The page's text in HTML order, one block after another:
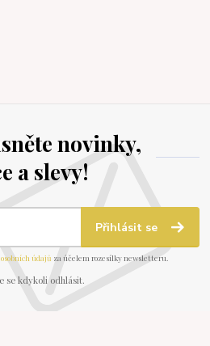
novinky,
a slevy!
Přihlásit se
údajů za účelem rozesílky newsletteru.
se kdykoli odhlásit.